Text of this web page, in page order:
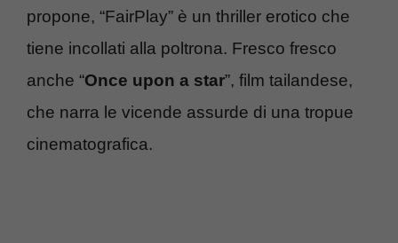
propone, “FairPlay” è un thriller erotico che
tiene incollati alla poltrona. Fresco fresco
anche “Once upon a star”, film tailandese,
che narra le vicende assurde di una tropue
cinematografica.